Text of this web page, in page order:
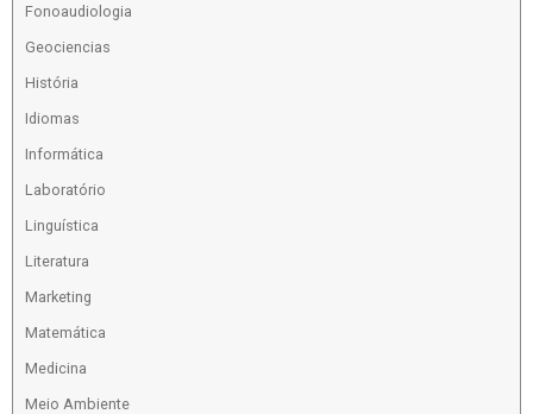
Fonoaudiologia
Geociencias
História
Idiomas
Informática
Laboratório
Linguística
Literatura
Marketing
Matemática
Medicina
Meio Ambiente